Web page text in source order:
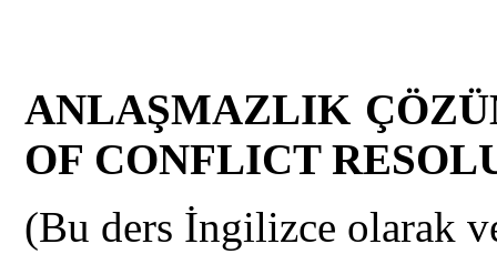
ANLAŞMAZLIK
OF CONFLICT
(Bu ders İngilizce olarak